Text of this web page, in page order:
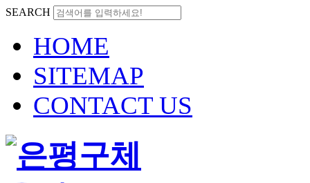
SEARCH
HOME
SITEMAP
CONTACT US